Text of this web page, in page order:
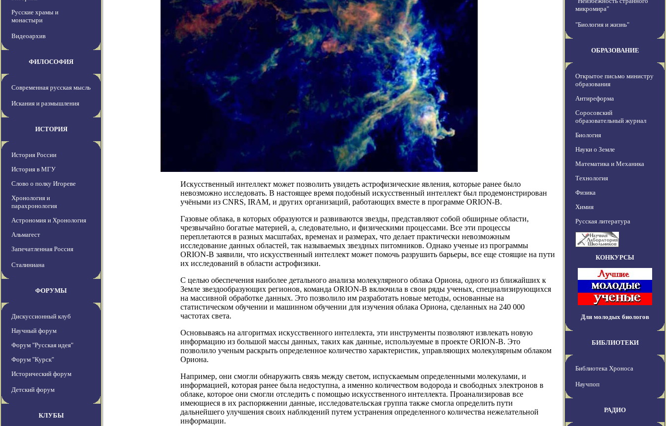
Русские храмы и
монастыри
Видеоархив
ФИЛОСОФИЯ
Современная русская мысль
Искания и размышления
ИСТОРИЯ
История России
История в МГУ
Слово о полку Игореве
Хронология и
парахронология
Астрономия и Хронология
Альмагест
Запечатленная Россия
Сталиниана
ФОРУМЫ
Дискуссионный клуб
Научный форум
Форум "Русская идея"
Форум "Курск"
Исторический форум
Детский форум
КЛУБЫ
Искусственный интеллект может позволить увидеть астрофизические явления, которые ранее было
невозможно исследовать. В настоящее время подобный искусственный интеллект был продемонстрирован
учёными из CNRS, IRAM, и других организаций, работающих вместе в программе ORION-B.
Газовые облака, в которых образуются и развиваются звезды, представляют собой обширные области,
чрезвычайно богатые материей, а, следовательно, и физическими процессами. Все эти процессы
переплетаются в разных масштабах, временах и размерах, что делает практически невозможным
исследование данных областей, так называемых звездных питомников. Однако ученые из программы
ORION-B заявили, что искусственный интеллект может помочь разрушить барьеры, все еще стоящие на пути
их исследований в области астрофизики.
С целью обеспечения наиболее детального анализа молекулярного облака Ориона, одного из ближайших к
Земле звездообразующих регионов, команда ORION-B включила в свои ряды ученых, специализирующихся
на массивной обработке данных. Это позволило им разработать новые методы, основанные на
статистическом обучении и машинном обучении для изучения облака Ориона, сделанных на 240 000
частотах света.
Основываясь на алгоритмах искусственного интеллекта, эти инструменты позволяют извлекать новую
информацию из большой массы данных, таких как данные, используемые в проекте ORION-B. Это
позволило ученым раскрыть определенное количество характеристик, управляющих молекулярным облаком
Ориона.
Например, они смогли обнаружить связь между светом, испускаемым определенными молекулами, и
информацией, которая ранее была недоступна, а именно количеством водорода и свободных электронов в
облаке, которое они смогли отследить с помощью искусственного интеллекта. Проанализировав все
имеющиеся в их распоряжении данные, исследовательская группа также смогла определить пути
дальнейшего улучшения своих наблюдений путем устранения определенного количества нежелательной
информации.
микромира"
"Биология и жизнь"
ОБРАЗОВАНИЕ
Открытое письмо министру
образования
Антиреформа
Соросовский
образовательный журнал
Биология
Науки о Земле
Математика и Механика
Технология
Физика
Химия
Русская литература
КОНКУРСЫ
Для молодых биологов
БИБЛИОТЕКИ
Библиотека Хроноса
Научпоп
РАДИО